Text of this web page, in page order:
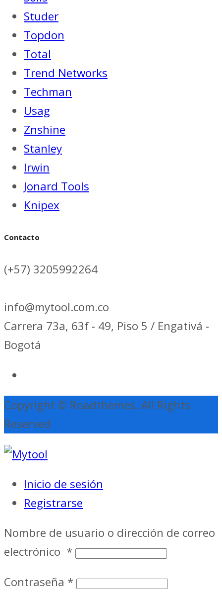
Studer
Topdon
Total
Trend Networks
Techman
Usag
Znshine
Stanley
Irwin
Jonard Tools
Knipex
Contacto
(+57) 3205992264
info@mytool.com.co
Carrera 73a, 63f - 49, Piso 5 / Engativá -
Bogotá
Copyright © Roadthemes. All Rights
Reserved
Inicio de sesión
Registrarse
Nombre de usuario o dirección de correo
electrónico *
Contraseña *